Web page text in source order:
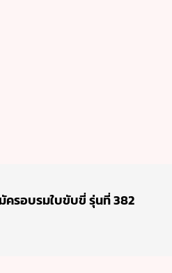
ครอบรมใบขับขี่ รุ่นที่ 382